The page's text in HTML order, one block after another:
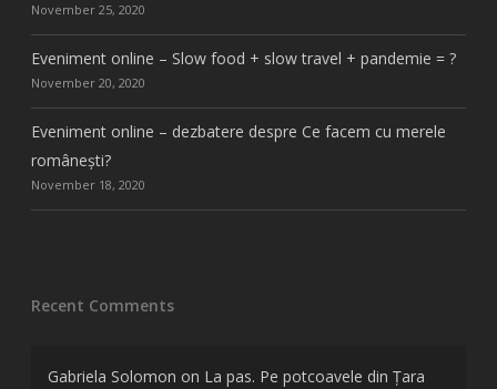
November 25, 2020
Eveniment online – Slow food + slow travel + pandemie = ?
November 20, 2020
Eveniment online – dezbatere despre Ce facem cu merele
românești?
November 18, 2020
Recent Comments
Gabriela Solomon on La pas. Pe potcoavele din Țara